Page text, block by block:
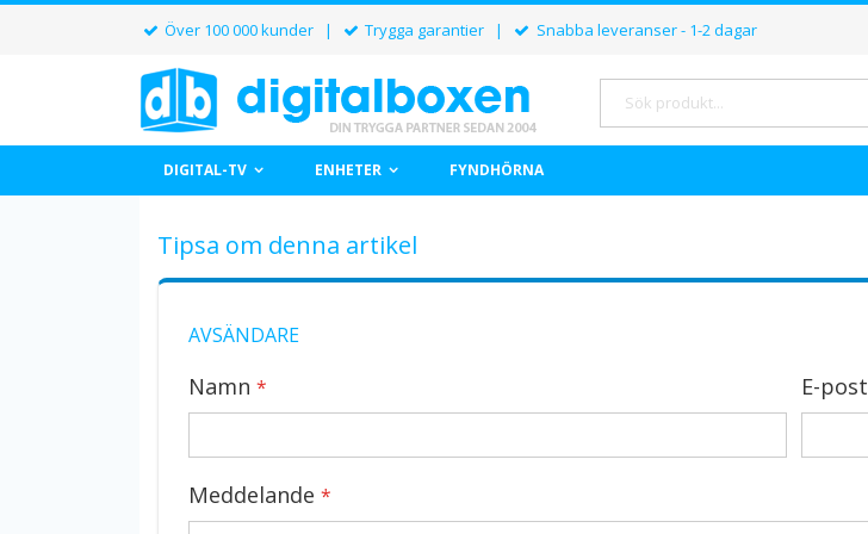
Över 100 000 kunder | Trygga garantier | Snabba leveranser - 1-2 dagarHoppa
innehållet
DIGITAL-TV ENHETER FYNDHÖRNA
Tipsa om denna artikel
AVSÄNDARE
Namn E-post
Meddelande